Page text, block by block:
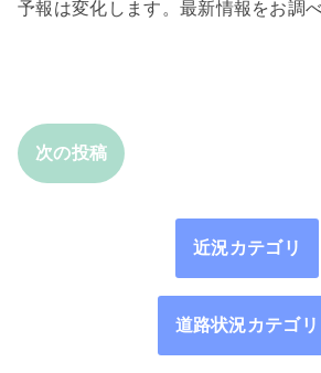
予報は変化します。最新情報をお調
次の投稿
近況カテゴリ
道路状況カテゴリ